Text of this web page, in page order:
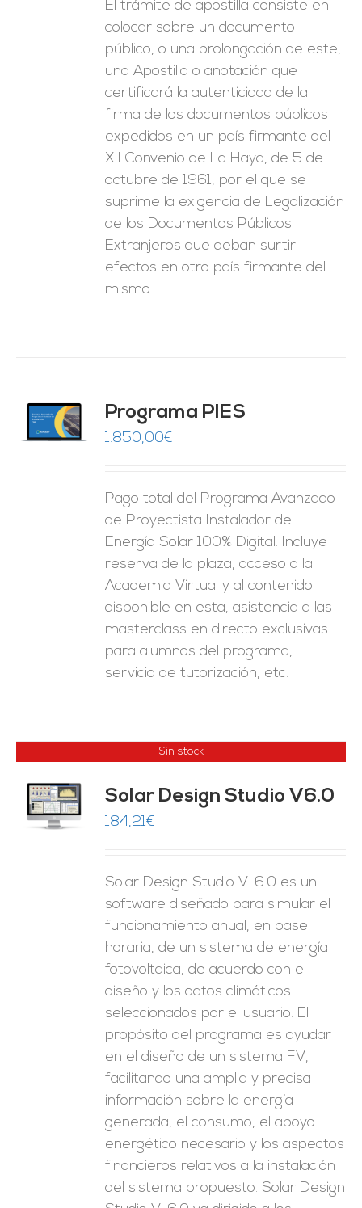
El trámite de apostilla consiste en
colocar sobre un documento
público, o una prolongación de este,
una Apostilla o anotación que
certificará la autenticidad de la
firma de los documentos públicos
expedidos en un país firmante del
XII Convenio de La Haya, de 5 de
octubre de 1961, por el que se
suprime la exigencia de Legalización
de los Documentos Públicos
Extranjeros que deban surtir
efectos en otro país firmante del
mismo.
Programa PIES
1.850,00€
Pago total del Programa Avanzado
de Proyectista Instalador de
Energía Solar 100% Digital. Incluye
reserva de la plaza, acceso a la
Academia Virtual y al contenido
disponible en esta, asistencia a las
masterclass en directo exclusivas
para alumnos del programa,
servicio de tutorización, etc.
Sin stock
Solar Design Studio V6.0
184,21€
Solar Design Studio V. 6.0 es un
software diseñado para simular el
funcionamiento anual, en base
horaria, de un sistema de energía
fotovoltaica, de acuerdo con el
diseño y los datos climáticos
seleccionados por el usuario. El
propósito del programa es ayudar
en el diseño de un sistema FV,
facilitando una amplia y precisa
información sobre la energía
generada, el consumo, el apoyo
energético necesario y los aspectos
financieros relativos a la instalación
del sistema propuesto. Solar Design